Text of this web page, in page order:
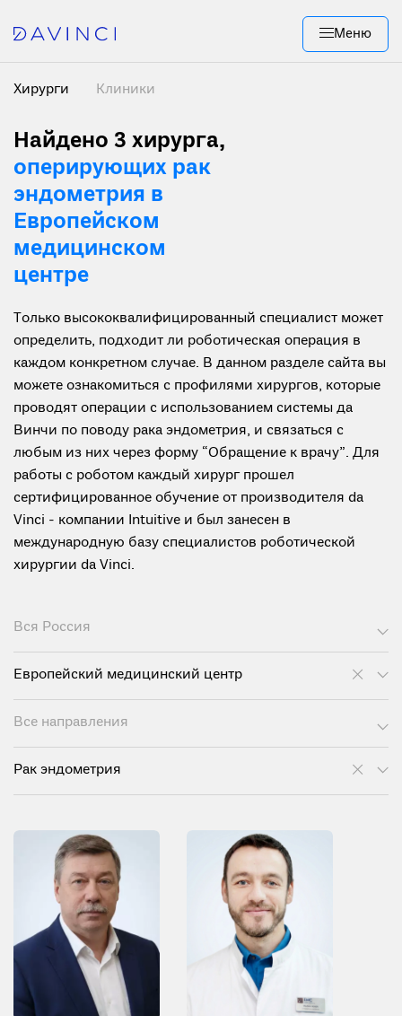
Меню
Хирурги Клиники
Найдено 3 хирурга,
оперирующих рак
эндометрия в
Европейском
медицинском
центре
Только высококвалифицированный специалист может
определить, подходит ли роботическая операция в
каждом конкретном случае. В данном разделе сайта вы
можете ознакомиться с профилями хирургов, которые
проводят операции с использованием системы да
Винчи по поводу рака эндометрия, и связаться с
любым из них через форму “Обращение к врачу”. Для
работы с роботом каждый хирург прошел
сертифицированное обучение от производителя da
Vinci - компании Intuitive и был занесен в
международную базу специалистов роботической
хирургии da Vinci.
Вся Россия
Европейский медицинский центр
Все направления
Рак эндометрия